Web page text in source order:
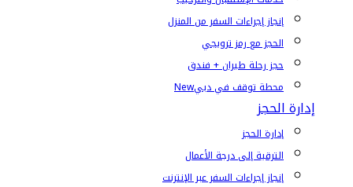
إنجاز إجراءات السفر من المنزل
الحجز مع رمز ترويجي
حجز رحلة طيران + فندق
محطة توقف في دبيNew
إدارة الحجز
إدارة الحجز
الترقية إلى درجة الأعمال
إنجاز إجراءات السفر عبر الإنترنت